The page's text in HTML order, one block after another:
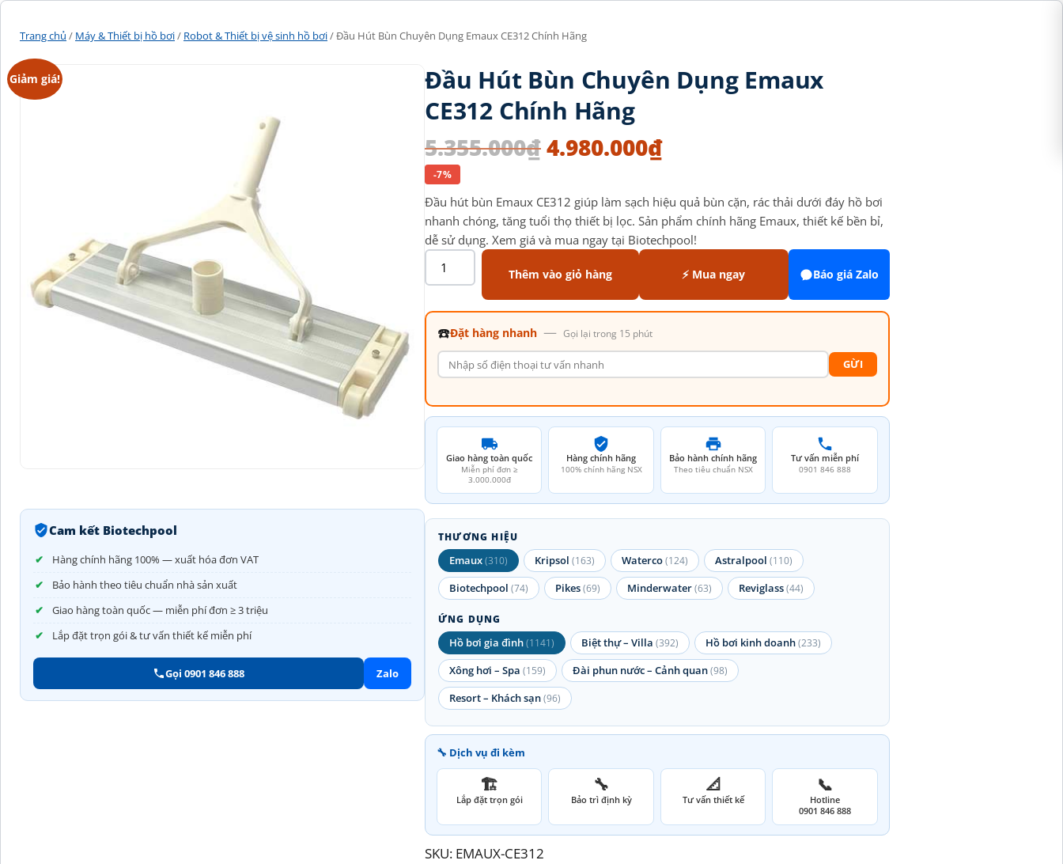
Trang chủ / Máy & Thiết bị hồ bơi/ Robot & Thiết bị vệ sinh hồ bơi/ Đầu Hút Bùn Chuyên Dụng Emaux CE312 Chính Hãng
Giảm giá!
Cam kết Biotechpool
Hàng chính hãng 100% — xuất hóa đơn VAT
Bảo hành theo tiêu chuẩn nhà sản xuất
Giao hàng toàn quốc — miễn phí đơn ≥ 3 triệu
Lắp đặt trọn gói & tư vấn thiết kế miễn phí
Gọi 0901 846 888 Zalo
Đầu Hút Bùn Chuyên Dụng Emaux
CE312 Chính Hãng
5.355.000₫4.980.000₫
-7%
Đầu hút bùn Emaux CE312 giúp làm sạch hiệu quả bùn cặn, rác thải dưới đáy hồ bơi
nhanh chóng, tăng tuổi thọ thiết bị lọc. Sản phẩm chính hãng Emaux, thiết kế bền bỉ,
dễ sử dụng. Xem giá và mua ngay tại Biotechpool!
Thêm vào giỏ hàng ⚡ Mua ngay Báo giá Zalo
☎️Đặt hàng nhanh — Gọi lại trong 15 phút
GỪI
Giao hàng toàn quốc
Miễn phí đơn ≥
3.000.000đ
Hàng chính hãng
100% chính hãng NSX
Bảo hành chính hãng
Theo tiêu chuẩn NSX
Tư vấn miễn phí
0901 846 888
THƯƠNG HIỆU
Emaux(310) Kripsol (163) Waterco(124) Astralpool (110)
Biotechpool (74) Pikes(69) Minderwater(63) Reviglass(44)
ỨNG DỤNG
Hồ bơi gia đình(1141) Biệt thự – Villa (392) Hồ bơi kinh doanh(233)
Xông hơi – Spa (159) Đài phun nước – Cảnh quan(98)
Resort – Khách sạn(96)
🔧 Dịch vụ đi kèm
🏗️
Lắp đặt trọn gói
🔧
Bảo trì định kỳ
📐
Tư vấn thiết kế
📞
Hotline
0901 846 888
SKU: EMAUX-CE312